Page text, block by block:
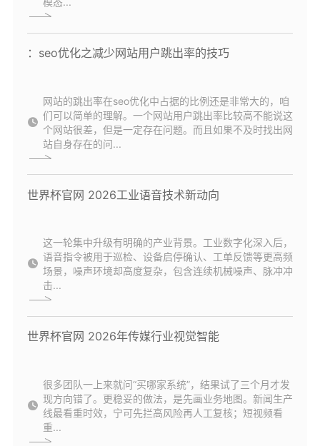
：seo优化之减少网站用户跳出率的技巧
网站的跳出率在seo优化中占据的比例还是非常大的，咱
们可以简单的理解。一个网站用户跳出率比较高不能说这
个网站很差，但是一定存在问题。而且如果不及时找出网
站自身存在的问...
世界杯官网 2026工业语音技术新动向
这一轮集中升级有明确的产业背景。工业数字化深入后，
语音指令被用于巡检、设备启停确认、工单反馈等更高频
场景，噪声环境却高度复杂，包含连续机械噪声、脉冲冲
击...
世界杯官网 2026年传媒行业视觉智能
很多团队一上来就问“买哪家系统”，结果试了三个月才发
现方向错了。更稳妥的做法，是先画业务地图。新闻生产
线最看重时效，宁可先拦高风险再人工复核；短视频看
重...